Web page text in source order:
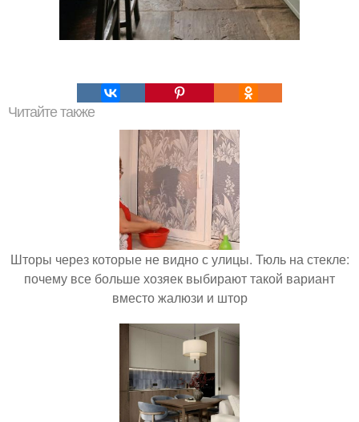
Читайте также
Шторы через которые не видно с улицы. Тюль на стекле:
почему все больше хозяек выбирают такой вариант
вместо жалюзи и штор